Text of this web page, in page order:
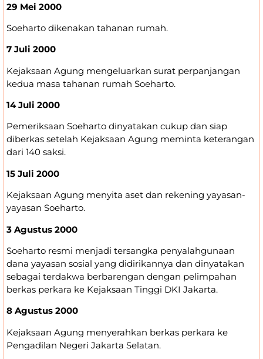
29 Mei 2000
Soeharto dikenakan tahanan rumah.
7 Juli 2000
Kejaksaan Agung mengeluarkan surat perpanjangan
kedua masa tahanan rumah Soeharto.
14 Juli 2000
Pemeriksaan Soeharto dinyatakan cukup dan siap
diberkas setelah Kejaksaan Agung meminta keterangan
dari 140 saksi.
15 Juli 2000
Kejaksaan Agung menyita aset dan rekening yayasan-
yayasan Soeharto.
3 Agustus 2000
Soeharto resmi menjadi tersangka penyalahgunaan
dana yayasan sosial yang didirikannya dan dinyatakan
sebagai terdakwa berbarengan dengan pelimpahan
berkas perkara ke Kejaksaan Tinggi DKI Jakarta.
8 Agustus 2000
Kejaksaan Agung menyerahkan berkas perkara ke
Pengadilan Negeri Jakarta Selatan.